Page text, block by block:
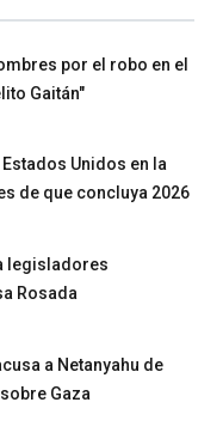
por el robo en el
Gaitán"
Unidos en la
de que concluya 2026
legisladores
Rosada
a Netanyahu de
Gaza